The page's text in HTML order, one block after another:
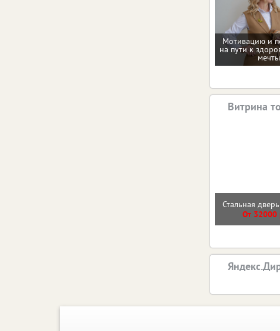
Мотивацию и
на пути к
мечты
Витрина
Стальная
От 32000